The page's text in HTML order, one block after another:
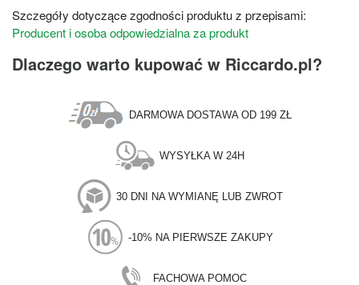
Szczegóły dotyczące zgodności produktu z przepisami:
Producent i osoba odpowiedzialna za produkt
Dlaczego warto kupować w Riccardo.pl?
DARMOWA DOSTAWA OD 199 ZŁ
WYSYŁKA W 24H
30 DNI NA WYMIANĘ LUB ZWROT
-10% NA PIERWSZE ZAKUPY
FACHOWA POMOC